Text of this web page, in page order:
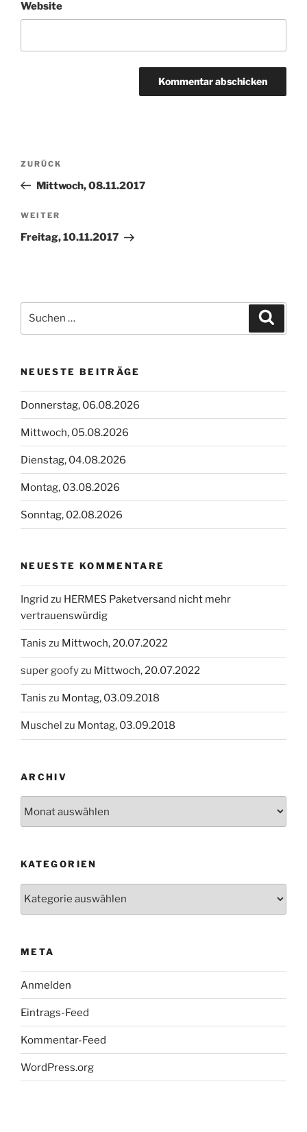
Website
Beitragsnavigation
Vorheriger
Beitrag
ZURÜCK
Mittwoch, 08.11.2017
Nächster
Beitrag
WEITER
Freitag, 10.11.2017
nach:
NEUESTE BEITRÄGE
Donnerstag, 06.08.2026
Mittwoch, 05.08.2026
Dienstag, 04.08.2026
Montag, 03.08.2026
Sonntag, 02.08.2026
NEUESTE KOMMENTARE
Ingrid zu HERMES Paketversand nicht mehr
vertrauenswürdig
Tanis zu Mittwoch, 20.07.2022
super goofyzu Mittwoch, 20.07.2022
Tanis zu Montag, 03.09.2018
Muschel zu Montag, 03.09.2018
ARCHIV
KATEGORIEN
META
Anmelden
Eintrags-Feed
Kommentar-Feed
WordPress.org